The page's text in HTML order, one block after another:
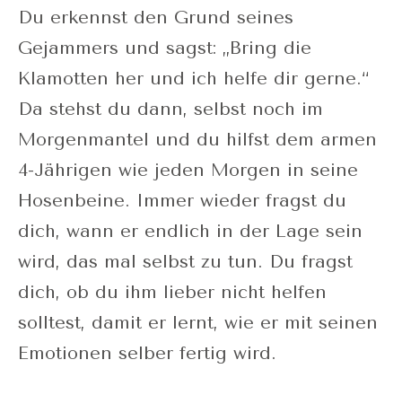
Du erkennst den Grund seines
Gejammers und sagst: „Bring die
Klamotten her und ich helfe dir gerne.“
Da stehst du dann, selbst noch im
Morgenmantel und du hilfst dem armen
4-Jährigen wie jeden Morgen in seine
Hosenbeine. Immer wieder fragst du
dich, wann er endlich in der Lage sein
wird, das mal selbst zu tun. Du fragst
dich, ob du ihm lieber nicht helfen
solltest, damit er lernt, wie er mit seinen
Emotionen selber fertig wird.